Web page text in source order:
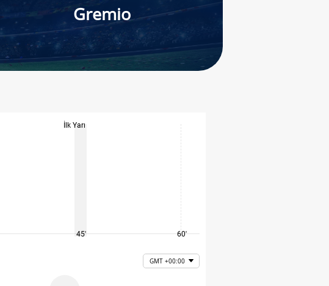
Gremio
İlk Yarı
45' 60'
GMT +00:00